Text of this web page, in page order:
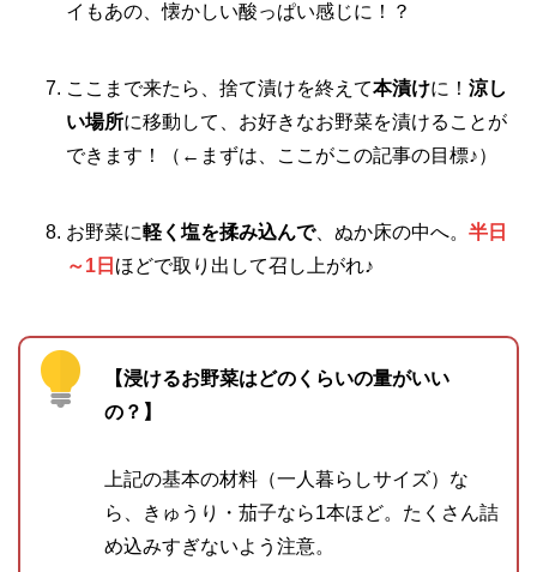
イもあの、懐かしい酸っぱい感じに！？
ここまで来たら、捨て漬けを終えて本漬けに！ 涼し
い場所に移動して、お好きなお野菜を漬けることが
できます！（←まずは、ここがこの記事の目標♪）
お野菜に軽く塩を揉み込んで、ぬか床の中へ。 半日
～1日 ほどで取り出して召し上がれ♪
【浸けるお野菜はどのくらいの量がいい
の？】
上記の基本の材料（一人暮らしサイズ）な
ら、きゅうり・茄子なら1本ほど。たくさん詰
め込みすぎないよう注意。